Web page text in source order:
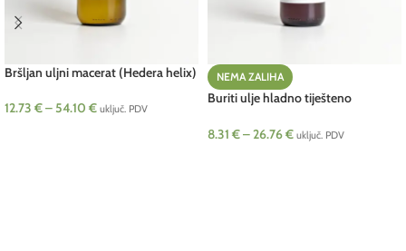
Bršljan uljni macerat (Hedera helix)
12.73 €– 54.10 € uključ. PDV
NEMA ZALIHA
Buriti ulje hladno tiješteno
8.31 €–26.76€ uključ. PDV